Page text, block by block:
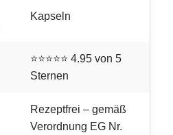
Kapseln
⭐⭐⭐⭐⭐ 4.95 von 5
Sternen
Rezeptfrei – gemäß
Verordnung EG Nr.